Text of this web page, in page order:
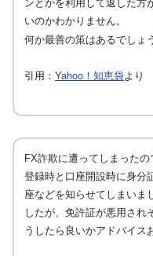
ンとかを利用して返した方
いのかわかりません。
何か最善の策はあるでしょ
引用： Yahoo！知恵袋より
FX詐欺に遭ってしまった
登録時と口座開設時に身分
座などを知らせてしまいま
したが、免許証が悪用さ
うしたら良いかアドバイス